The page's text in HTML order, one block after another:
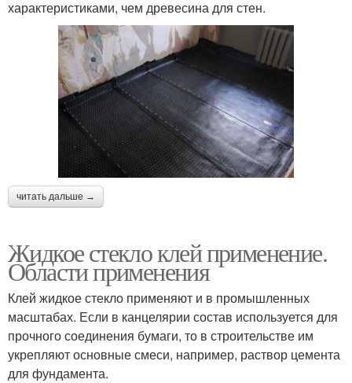
характеристиками, чем древесина для стен.
читать дальше →
Жидкое стекло клей применение.
Области применения
Клей жидкое стекло применяют и в промышленных
масштабах. Если в канцелярии состав используется для
прочного соединения бумаги, то в строительстве им
укрепляют основные смеси, например, раствор цемента
для фундамента.